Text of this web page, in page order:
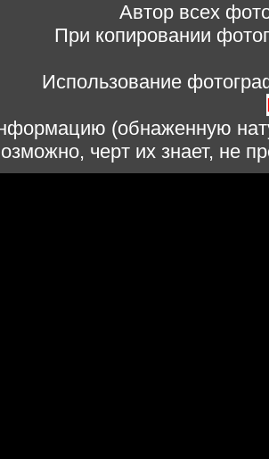
Автор всех
При копировании
Использование
(обнаженную
черт их знает, не